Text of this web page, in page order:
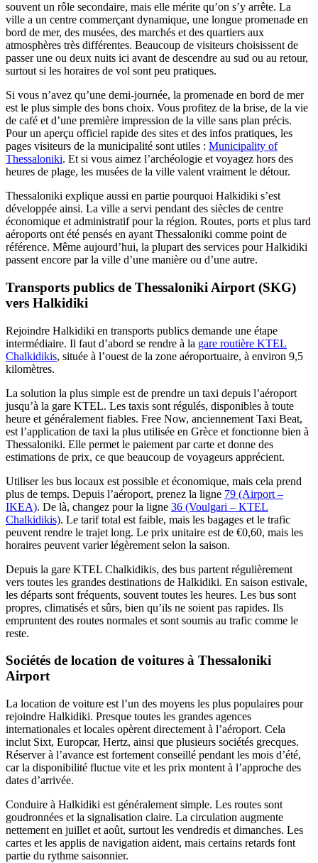
souvent un rôle secondaire, mais elle mérite qu’on s’y arrête. La
ville a un centre commerçant dynamique, une longue promenade en
bord de mer, des musées, des marchés et des quartiers aux
atmosphères très différentes. Beaucoup de visiteurs choisissent de
passer une ou deux nuits ici avant de descendre au sud ou au retour,
surtout si les horaires de vol sont peu pratiques.
Si vous n’avez qu’une demi‑journée, la promenade en bord de mer
est le plus simple des bons choix. Vous profitez de la brise, de la vie
de café et d’une première impression de la ville sans plan précis.
Pour un aperçu officiel rapide des sites et des infos pratiques, les
pages visiteurs de la municipalité sont utiles : Municipality of
Thessaloniki. Et si vous aimez l’archéologie et voyagez hors des
heures de plage, les musées de la ville valent vraiment le détour.
Thessaloniki explique aussi en partie pourquoi Halkidiki s’est
développée ainsi. La ville a servi pendant des siècles de centre
économique et administratif pour la région. Routes, ports et plus tard
aéroports ont été pensés en ayant Thessaloniki comme point de
référence. Même aujourd’hui, la plupart des services pour Halkidiki
passent encore par la ville d’une manière ou d’une autre.
Transports publics de Thessaloniki Airport (SKG)
vers Halkidiki
Rejoindre Halkidiki en transports publics demande une étape
intermédiaire. Il faut d’abord se rendre à la gare routière KTEL
Chalkidikis, située à l’ouest de la zone aéroportuaire, à environ 9,5
kilomètres.
La solution la plus simple est de prendre un taxi depuis l’aéroport
jusqu’à la gare KTEL. Les taxis sont régulés, disponibles à toute
heure et généralement fiables. Free Now, anciennement Taxi Beat,
est l’application de taxi la plus utilisée en Grèce et fonctionne bien à
Thessaloniki. Elle permet le paiement par carte et donne des
estimations de prix, ce que beaucoup de voyageurs apprécient.
Utiliser les bus locaux est possible et économique, mais cela prend
plus de temps. Depuis l’aéroport, prenez la ligne 79 (Airport –
IKEA). De là, changez pour la ligne 36 (Voulgari – KTEL
Chalkidikis). Le tarif total est faible, mais les bagages et le trafic
peuvent rendre le trajet long. Le prix unitaire est de €0,60, mais les
horaires peuvent varier légèrement selon la saison.
Depuis la gare KTEL Chalkidikis, des bus partent régulièrement
vers toutes les grandes destinations de Halkidiki. En saison estivale,
les départs sont fréquents, souvent toutes les heures. Les bus sont
propres, climatisés et sûrs, bien qu’ils ne soient pas rapides. Ils
empruntent des routes normales et sont soumis au trafic comme le
reste.
Sociétés de location de voitures à Thessaloniki
Airport
La location de voiture est l’un des moyens les plus populaires pour
rejoindre Halkidiki. Presque toutes les grandes agences
internationales et locales opèrent directement à l’aéroport. Cela
inclut Sixt, Europcar, Hertz, ainsi que plusieurs sociétés grecques.
Réserver à l’avance est fortement conseillé pendant les mois d’été,
car la disponibilité fluctue vite et les prix montent à l’approche des
dates d’arrivée.
Conduire à Halkidiki est généralement simple. Les routes sont
goudronnées et la signalisation claire. La circulation augmente
nettement en juillet et août, surtout les vendredis et dimanches. Les
cartes et les applis de navigation aident, mais certains retards font
partie du rythme saisonnier.